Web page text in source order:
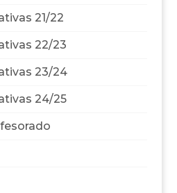
21/22
22/23
23/24
24/25